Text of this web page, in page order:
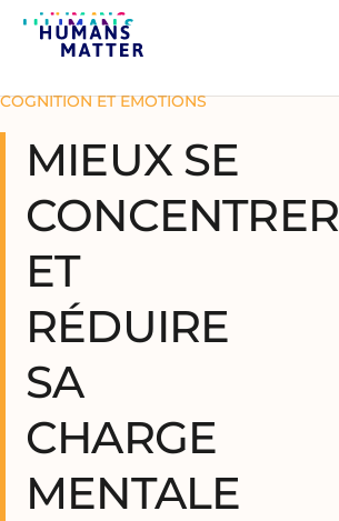
RETOUR
COGNITION ET EMOTIONS
MIEUX SE
CONCENTRER
ET
RÉDUIRE
SA
CHARGE
MENTALE